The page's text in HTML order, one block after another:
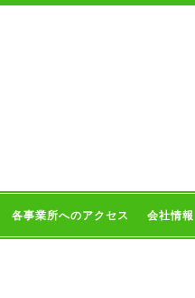
各事業所へのアクセス 会社情報